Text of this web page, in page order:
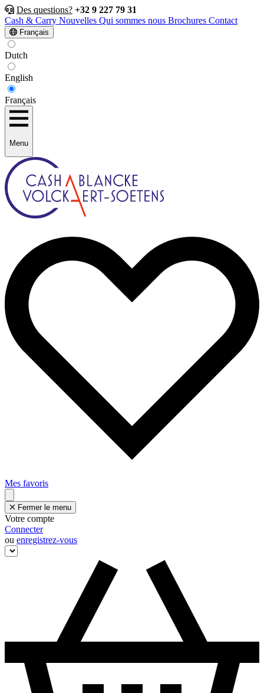
Des questions? +32 9 227 79 31
Cash & Carry Nouvelles Qui sommes nous Brochures Contact
Français
Dutch
English
Français
Menu
Mes favoris
Fermer le menu
Votre compte
Connecter
ou enregistrez-vous